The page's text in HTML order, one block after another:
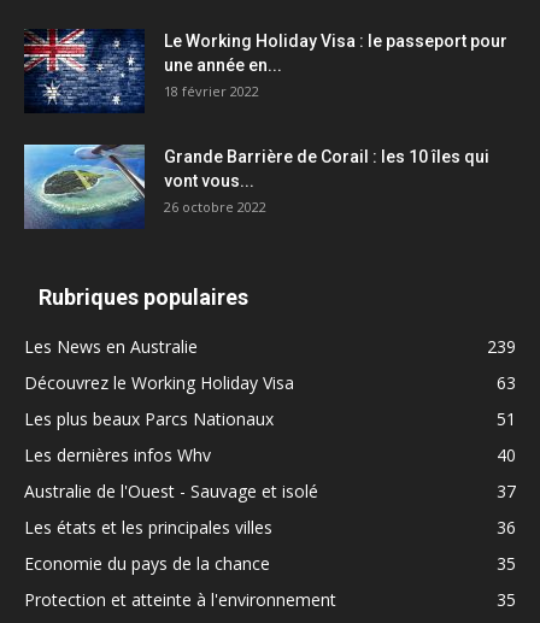
Le Working Holiday Visa : le passeport pour
une année en...
18 février 2022
Grande Barrière de Corail : les 10 îles qui
vont vous...
26 octobre 2022
Rubriques populaires
Les News en Australie
239
Découvrez le Working Holiday Visa
63
Les plus beaux Parcs Nationaux
51
Les dernières infos Whv
40
Australie de l'Ouest - Sauvage et isolé
37
Les états et les principales villes
36
Economie du pays de la chance
35
Protection et atteinte à l'environnement
35